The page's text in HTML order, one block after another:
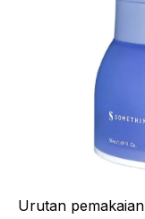
Urutan pemakaian